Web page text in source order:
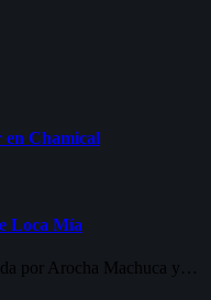
en Chamical
Loca Mía
por Arocha Machuca y…